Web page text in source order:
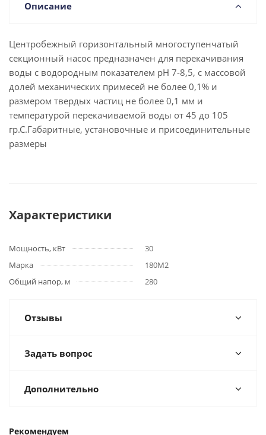
Описание
Центробежный горизонтальный многоступенчатый
секционный насос предназначен для перекачивания
воды с водородным показателем рН 7-8,5, с массовой
долей механических примесей не более 0,1% и
размером твердых частиц не более 0,1 мм и
температурой перекачиваемой воды от 45 до 105
гр.С.Габаритные, установочные и присоединительные
размеры
Характеристики
Мощность, кВт
30
Марка
180М2
Общий напор, м
280
Отзывы
Задать вопрос
Дополнительно
Рекомендуем